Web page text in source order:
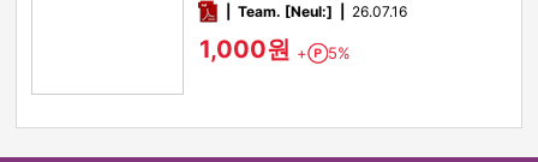
pdfTeam. [Neul:] 26.07.16
1,000원 + Point
5%